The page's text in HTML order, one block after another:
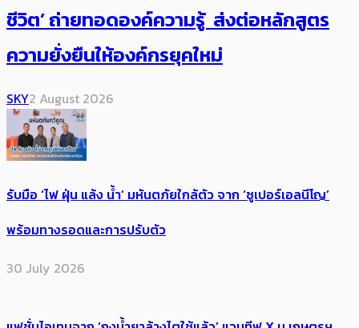
ชีวิต’ ถ่ายทอดองค์ความรู้ ส่งต่อหลักสูตร
ความยั่งยืนให้องค์กรยุคใหม่
SKY2 August 2026
รับมือ ‘ไฟ ฝุ่น แล้ง น้ำ’ มหันตภัยใกล้ตัว จาก ‘ซูเปอร์เอลนีโญ’
พร้อมทางรอดและการปรับตัว
30 July 2026